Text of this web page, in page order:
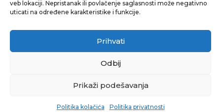
veb lokaciji. Nepristanak ili povlačenje saglasnosti može negativno
uticati na određene karakteristike i funkcije.
Prihvati
Odbij
Prikaži podešavanja
Politika kolačića Politika privatnosti
AKTUELNOSTI
ZABAVA